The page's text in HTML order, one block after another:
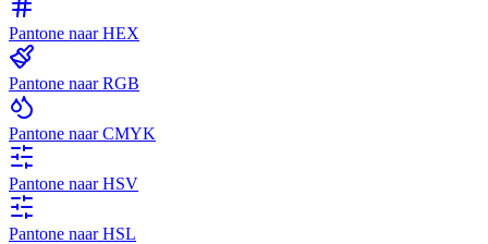
Pantone naar HEX
Pantone naar RGB
Pantone naar CMYK
Pantone naar HSV
Pantone naar HSL